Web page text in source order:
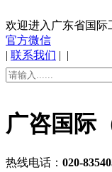
欢迎进入广东省国际
官方微信
| 联系我们 | |
广咨国际
热线电话： 020-